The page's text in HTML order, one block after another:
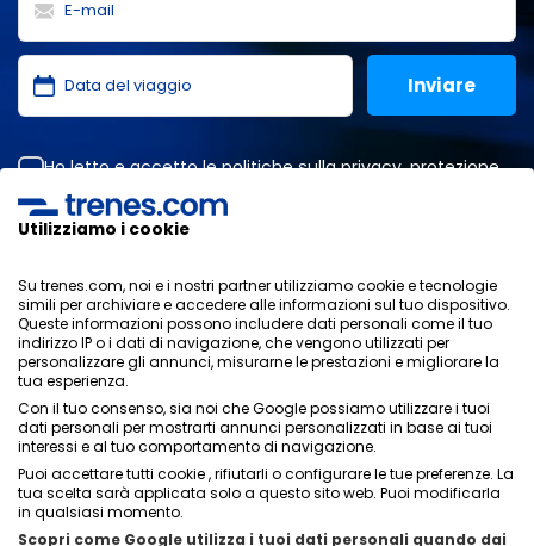
Ho letto e accetto lepolitiche sulla privacy,protezione
dei dati
Informativa sulla privacy
Condizioni generali
Politica sui cookies
Politica di sicurezza
Contatti
Utilizziamo i cookie
Su trenes.com, noi e i nostri partner utilizziamo cookie e tecnologie
simili per archiviare e accedere alle informazioni sul tuo dispositivo.
Queste informazioni possono includere dati personali come il tuo
indirizzo IP o i dati di navigazione, che vengono utilizzati per
personalizzare gli annunci, misurarne le prestazioni e migliorare la
tua esperienza.
Con il tuo consenso, sia noi che Google possiamo utilizzare i tuoi
dati personali per mostrarti annunci personalizzati in base ai tuoi
interessi e al tuo comportamento di navigazione.
Puoi accettare tutti cookie , rifiutarli o configurare le tue preferenze. La
tua scelta sarà applicata solo a questo sito web. Puoi modificarla
in qualsiasi momento.
Scopri come Google utilizza i tuoi dati personali quando dai